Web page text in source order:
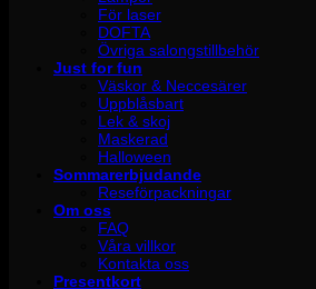
För laser
DOFTA
Övriga salongstillbehör
Just for fun
Väskor & Neccesärer
Uppblåsbart
Lek & skoj
Maskerad
Halloween
Sommarerbjudande
Reseförpackningar
Om oss
FAQ
Våra villkor
Kontakta oss
Presentkort